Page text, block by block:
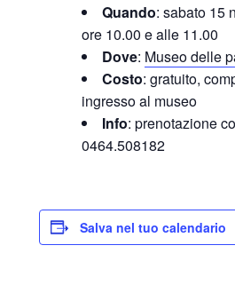
Quando: sabato 15
ore 10.00 e alle 11.00
Dove: Museo delle
Costo: gratuito,
ingresso al museo
Info: prenotazione
0464.508182
Salva nel tuo calendario